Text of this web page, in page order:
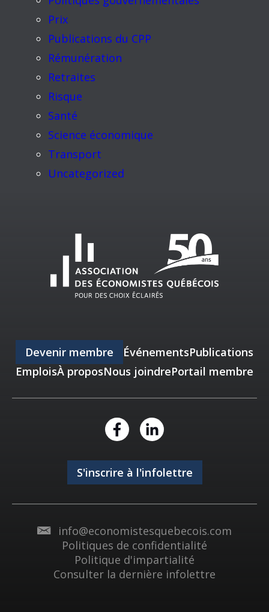
Prix
Publications du CPP
Rémunération
Retraites
Risque
Santé
Science économique
Transport
Uncategorized
Devenir membre ÉvénementsPublications
EmploisÀ proposNous joindrePortail membre
S'inscrire à l'infolettre
info@economistesquebecois.com
Politiques de confidentialité
Politique d'impartialité
Consulter la dernière infolettre